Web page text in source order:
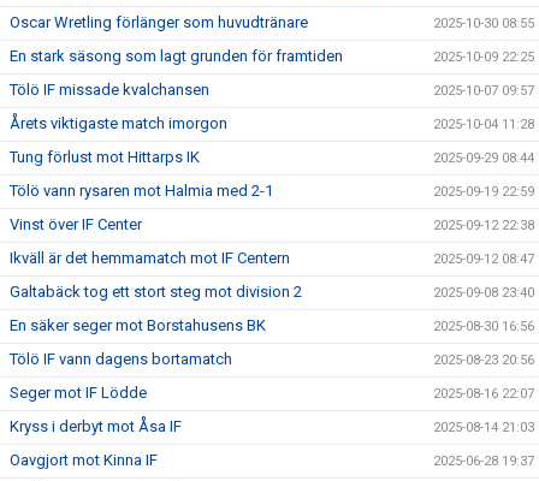
Oscar Wretling förlänger som huvudtränare 2025-10-30 08:55
En stark säsong som lagt grunden för framtiden 2025-10-09 22:25
Tölö IF missade kvalchansen 2025-10-07 09:57
Årets viktigaste match imorgon 2025-10-04 11:28
Tung förlust mot Hittarps IK 2025-09-29 08:44
Tölö vann rysaren mot Halmia med 2-1 2025-09-19 22:59
Vinst över IF Center 2025-09-12 22:38
Ikväll är det hemmamatch mot IF Centern 2025-09-12 08:47
Galtabäck tog ett stort steg mot division 2 2025-09-08 23:40
En säker seger mot Borstahusens BK 2025-08-30 16:56
Tölö IF vann dagens bortamatch 2025-08-23 20:56
Seger mot IF Lödde 2025-08-16 22:07
Kryss i derbyt mot Åsa IF 2025-08-14 21:03
Oavgjort mot Kinna IF 2025-06-28 19:37